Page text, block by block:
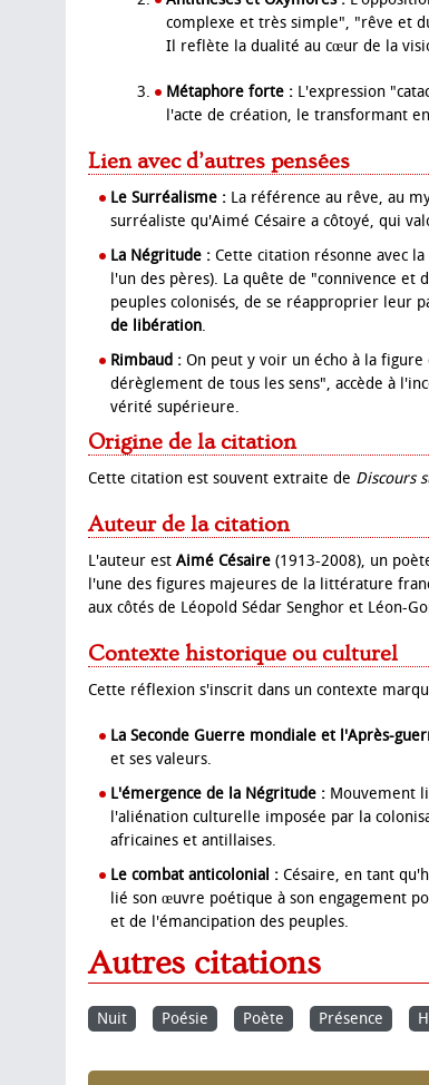
complexe et très simple", "rêve et
Il reflète la dualité au cœur de la
Métaphore forte : L'expression
l'acte de création, le transformant
Lien avec d’autres pensées
Le Surréalisme : La référence au rêve, au
surréaliste qu'Aimé Césaire a côtoyé, qui
La Négritude : Cette citation résonne avec
l'un des pères). La quête de "connivence et
peuples colonisés, de se réapproprier leur
de libération.
Rimbaud : On peut y voir un écho à la
dérèglement de tous les sens", accède à
vérité supérieure.
Origine de la citation
Cette citation est souvent extraite de Discours
Auteur de la citation
L'auteur est Aimé Césaire (1913-2008), un
l'une des figures majeures de la littérature
aux côtés de Léopold Sédar Senghor et Léon-
Contexte historique ou culturel
Cette réflexion s'inscrit dans un contexte
La Seconde Guerre mondiale et l'Après-
et ses valeurs.
L'émergence de la Négritude : Mouvement
l'aliénation culturelle imposée par la
africaines et antillaises.
Le combat anticolonial : Césaire, en tant
lié son œuvre poétique à son engagement
et de l'émancipation des peuples.
Autres citations
Nuit Poésie Poète Présence